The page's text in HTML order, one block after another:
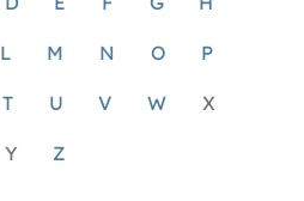
L M N O P
T U V W X
Y Z